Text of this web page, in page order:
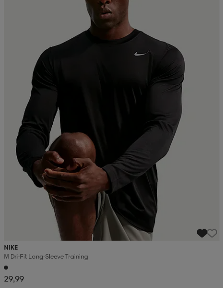
NIKE
M Dri-Fit Long-Sleeve Training
29,99